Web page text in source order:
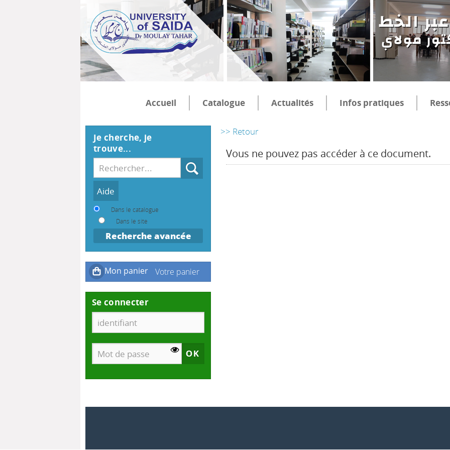
Accueil Catalogue Actualités Infos pratiques
>> Retour
Vous ne pouvez pas accéder à ce document.
Je cherche, je
trouve...
Recherche
Dans le catalogue
Dans le site
Recherche avancée
Se connecter